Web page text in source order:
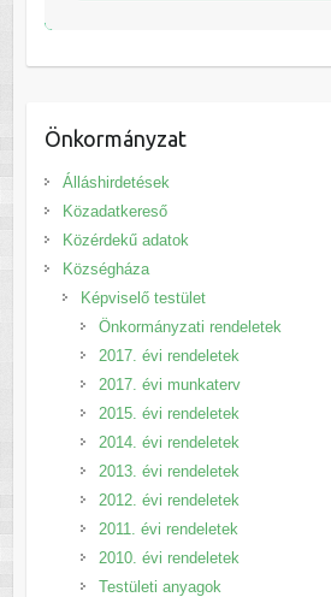
Önkormányzat
Álláshirdetések
Közadatkereső
Közérdekű adatok
Községháza
Képviselő testület
Önkormányzati rendeletek
2017. évi rendeletek
2017. évi munkaterv
2015. évi rendeletek
2014. évi rendeletek
2013. évi rendeletek
2012. évi rendeletek
2011. évi rendeletek
2010. évi rendeletek
Testületi anyagok